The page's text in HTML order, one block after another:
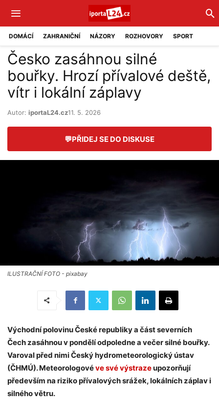
DOMÁCÍ ZAHRANIČNÍ NÁZORY ROZHOVORY SPORT
Česko zasáhnou silné
bouřky. Hrozí přívalové deště,
vítr i lokální záplavy
Autor: iportaL24.cz11. 5. 2026
💬PŘIDEJ SE DO DISKUSE
ILUSTRAČNÍ FOTO - pixabay
Východní polovinu České republiky a část severních
Čech zasáhnou v pondělí odpoledne a večer silné bouřky.
Varoval před nimi Český hydrometeorologický ústav
(ČHMÚ). Meteorologovéve své výstrazeupozorňují
především na riziko přívalových srážek, lokálních záplav i
silného větru.